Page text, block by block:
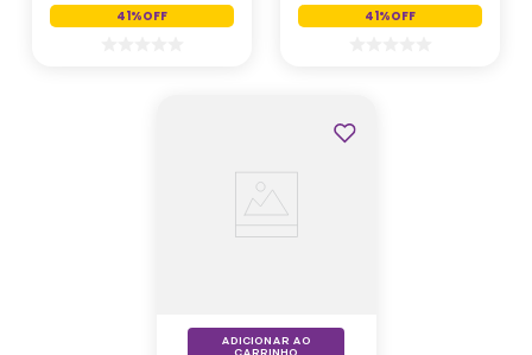
41%OFF 41%OFF
ADICIONAR AO
CARRINHO